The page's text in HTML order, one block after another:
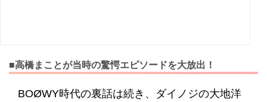
■高橋まことが当時の驚愕エピソードを大放出！
BOØWY時代の裏話は続き、ダイノジの大地洋